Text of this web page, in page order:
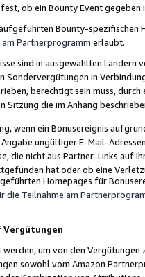
ob ein Bounty Event
Bounty-spezifischen
Partnerprogramm erlaubt.
sind in ausgewählten Ländern
Sondervergütungen in
berechtigt sein muss,
Sitzung die im Anhang
wenn ein Bonusereignis
ungültiger E-Mail-
die nicht aus Partner-Links auf
hat oder ob eine
Homepages für
die Teilnahme am
Vergütungen
um von den
sowohl vom Amazon